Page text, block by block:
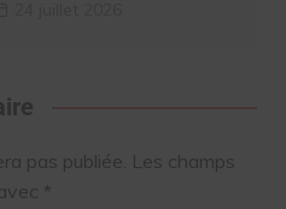
pas publiée. Les champs
*